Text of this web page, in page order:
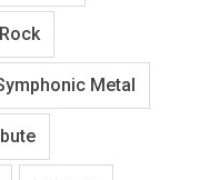
Rock
Metal